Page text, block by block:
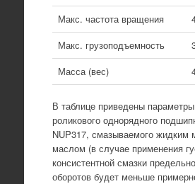
Макс. частота вращения
Макс. грузоподъемность
Масса (вес)
В таблице приведены
роликового однорядного
NUP317, смазываемого жидким
маслом (в случае применения
консистентной смазки
оборотов будет меньше